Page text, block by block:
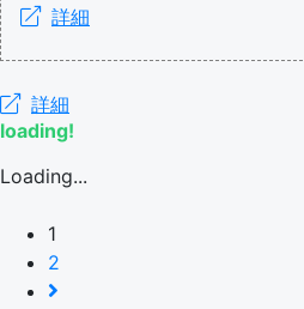
詳細
詳細
loading!
Loading...
1
2